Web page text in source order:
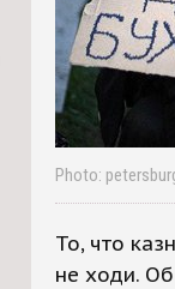
Photo:
То, что
не ходи.